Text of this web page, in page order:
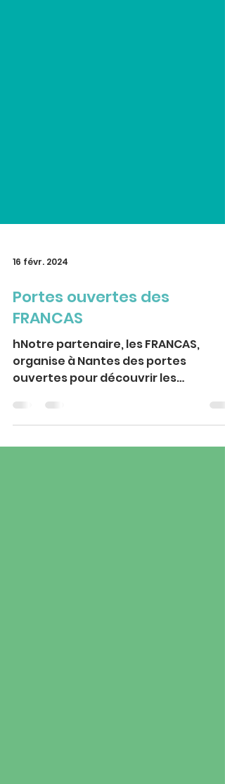
16 févr. 2024
Portes ouvertes des
FRANCAS
hNotre partenaire, les FRANCAS,
formations de l'animation, du CP JEPS